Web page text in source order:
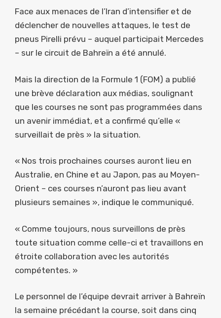
Face aux menaces de l’Iran d’intensifier et de
déclencher de nouvelles attaques, le test de
pneus Pirelli prévu – auquel participait Mercedes
– sur le circuit de Bahreïn a été annulé.
Mais la direction de la Formule 1 (FOM) a publié
une brève déclaration aux médias, soulignant
que les courses ne sont pas programmées dans
un avenir immédiat, et a confirmé qu’elle «
surveillait de près » la situation.
« Nos trois prochaines courses auront lieu en
Australie, en Chine et au Japon, pas au Moyen-
Orient – ​​ces courses n’auront pas lieu avant
plusieurs semaines », indique le communiqué.
« Comme toujours, nous surveillons de près
toute situation comme celle-ci et travaillons en
étroite collaboration avec les autorités
compétentes. »
Le personnel de l’équipe devrait arriver à Bahreïn
la semaine précédant la course, soit dans cinq